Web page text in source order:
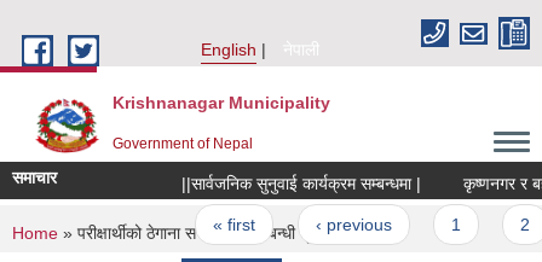
English
नेपाली
Krishnanagar Municipality
Government of Nepal
समाचार ||सार्वजनिक सुनुवाई कार्यक्रम सम्बन्धमा | कृष्णनगर र
Pages
« first ‹ previous
You are here
Home » परीक्षार्थीको ठेगाना सच्चाईएको सम्बन्धी सूचना